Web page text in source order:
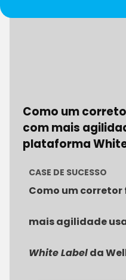
Como um
com mais
plataforma
CASE DE SUCESSO
Como um
mais agilidade
White Labelda